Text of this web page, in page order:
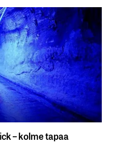
– kolme tapaa